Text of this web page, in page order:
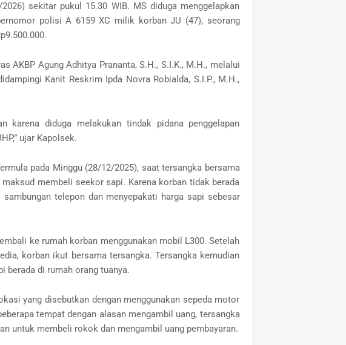
sekitar pukul 15.30 WIB. MS diduga menggelapkan
polisi A 6159 XC milik korban JU (47), seorang
AKBP Agung Adhitya Prananta, S.H., S.I.K., M.H., melalui
Kanit Reskrim Ipda Novra Robialda, S.I.P., M.H.,
karena diduga melakukan tindak pidana penggelapan
ujar Kapolsek.
pada Minggu (28/12/2025), saat tersangka bersama
membeli seekor sapi. Karena korban tidak berada
telepon dan menyepakati harga sapi sebesar
ke rumah korban menggunakan mobil L300. Setelah
korban ikut bersama tersangka. Tersangka kemudian
berada di rumah orang tuanya.
yang disebutkan dengan menggunakan sepeda motor
tempat dengan alasan mengambil uang, tersangka
untuk membeli rokok dan mengambil uang pembayaran.